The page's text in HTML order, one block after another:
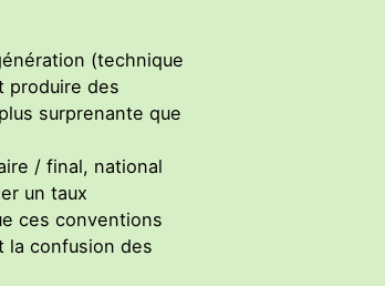
(technique
produire des
surprenante que
/ final, national
un taux
ces conventions
la confusion des